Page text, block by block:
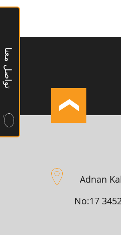
Adnan
No:17
تواصل معنا